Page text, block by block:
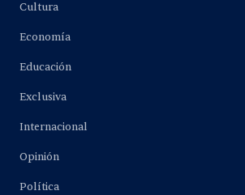
Cultura
Economía
Educación
Exclusiva
Internacional
Opinión
Política